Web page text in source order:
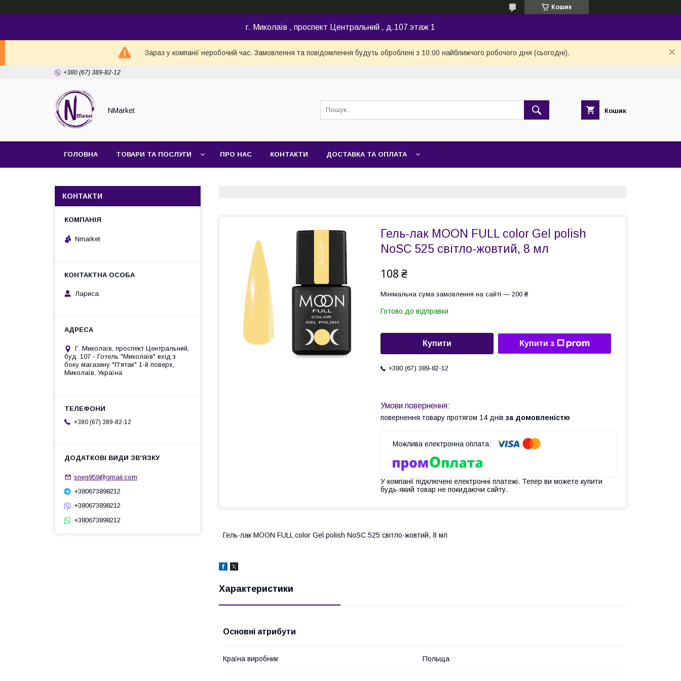
Кошик
г. Миколаїв , проспект Центральний , д.107 этаж 1
Зараз у компанії неробочий час. Замовлення та повідомлення будуть оброблені з 10:00 найближчого робочого дня (сьогодні).
+380 (67) 389-82-12
NMarket Кошик
ГОЛОВНА ТОВАРИ ТА ПОСЛУГИ ПРО НАС КОНТАКТИ ДОСТАВКА ТА ОПЛАТА
Гель-лак MOON FULL color Gel polish
NoSC 525 світло-жовтий, 8 мл
108 ₴
Мінімальна сума замовлення на сайті — 200 ₴
Готово до відправки
Купити Купити з
+380 (67) 389-82-12
повернення товару протягом 14 днів за домовленістю
У компанії підключені електронні платежі. Тепер ви можете купити
будь-який товар не покидаючи сайту.
Гель-лак MOON FULL color Gel polish NoSC 525 світло-жовтий, 8 мл
Характеристики
Основні атрибути
Країна виробник Польща
КОНТАКТИ
Nmarket
Лариса
Г. Миколаїв, проспект Центральний,
буд. 107 - Готель "Миколаїв" вхід з
боку магазину "П'ятак" 1-й поверх,
Миколаїв, Україна
+380 (67) 389-82-12
sneg959@gmail.com
+380673898212
+380673898212
+380673898212